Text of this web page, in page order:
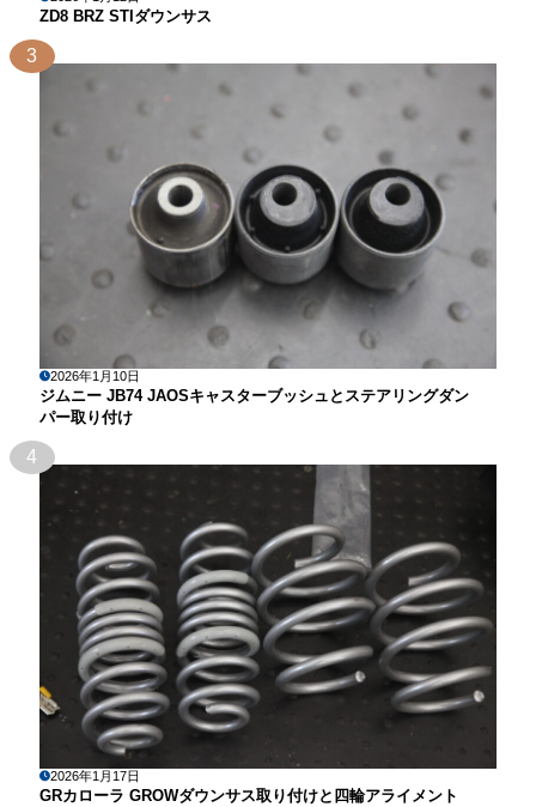
ZD8 BRZ STIダウンサス
3
2026年1月10日
ジムニー JB74 JAOSキャスターブッシュとステアリングダン
パー取り付け
4
2026年1月17日
GRカローラ GROWダウンサス取り付けと四輪アライメント